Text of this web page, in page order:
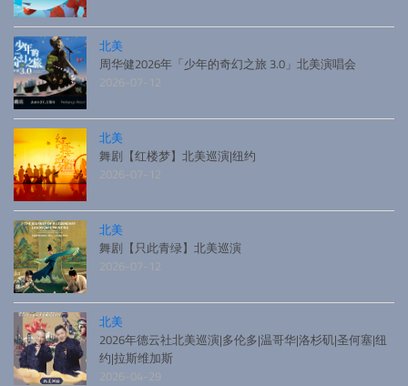
北美
周华健2026年「少年的奇幻之旅 3.0」北美演唱会
2026-07-12
北美
舞剧【红楼梦】北美巡演|纽约
2026-07-12
北美
舞剧【只此青绿】北美巡演
2026-07-12
北美
2026年德云社北美巡演|多伦多|温哥华|洛杉矶|圣何塞|纽
约|拉斯维加斯
2026-04-29